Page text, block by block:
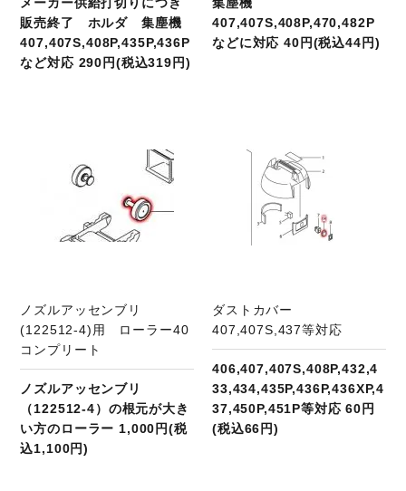
販売終了 ホルダ 集塵機
407,407S,408P,435P,436P
など対応 290円(税込319円)
407,407S,408P,470,482P
などに対応 40円(税込44円)
ノズルアッセンブリ
(122512-4)用 ローラー40
コンプリート
ノズルアッセンブリ
（122512-4）の根元が大き
い方のローラー 1,000円(税
込1,100円)
ダストカバー
407,407S,437等対応
406,407,407S,408P,432,4
33,434,435P,436P,436XP,4
37,450P,451P等対応 60円
(税込66円)